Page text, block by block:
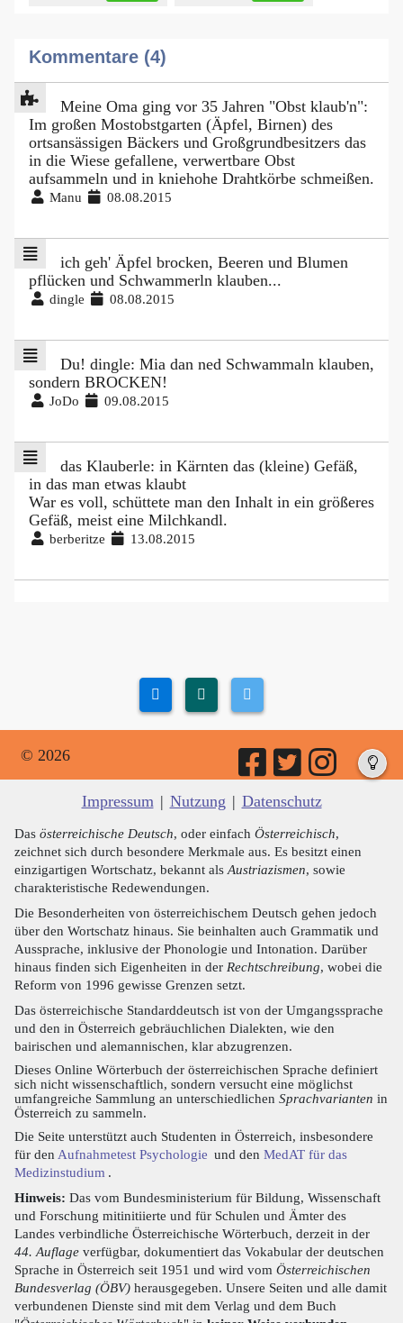
Kommentare (4)
Meine Oma ging vor 35 Jahren "Obst klaub'n":
Im großen Mostobstgarten (Äpfel, Birnen) des
ortsansässigen Bäckers und Großgrundbesitzers das
in die Wiese gefallene, verwertbare Obst
aufsammeln und in kniehohe Drahtkörbe schmeißen.
Manu 08.08.2015
ich geh' Äpfel brocken, Beeren und Blumen
pflücken und Schwammerln klauben...
dingle 08.08.2015
Du! dingle: Mia dan ned Schwammaln klauben,
sondern BROCKEN!
JoDo 09.08.2015
das Klauberle: in Kärnten das (kleine) Gefäß,
in das man etwas klaubt
War es voll, schüttete man den Inhalt in ein größeres
Gefäß, meist eine Milchkandl.
berberitze 13.08.2015
© 2026
Impressum | Nutzung | Datenschutz
Das österreichische Deutsch, oder einfach Österreichisch,
zeichnet sich durch besondere Merkmale aus. Es besitzt einen
einzigartigen Wortschatz, bekannt alsAustriazismen, sowie
charakteristische Redewendungen.
Die Besonderheiten von österreichischem Deutsch gehen jedoch
über den Wortschatz hinaus. Sie beinhalten auch Grammatik und
Aussprache, inklusive der Phonologie und Intonation. Darüber
hinaus finden sich Eigenheiten in der Rechtschreibung, wobei die
Reform von 1996 gewisse Grenzen setzt.
Das österreichische Standarddeutsch ist von der Umgangssprache
und den in Österreich gebräuchlichen Dialekten, wie den
bairischen und alemannischen, klar abzugrenzen.
Dieses Online Wörterbuch der österreichischen Sprache definiert
sich nicht wissenschaftlich, sondern versucht eine möglichst
umfangreiche Sammlung an unterschiedlichen Sprachvarianten in
Österreich zu sammeln.
Die Seite unterstützt auch Studenten in Österreich, insbesondere
für den Aufnahmetest Psychologie und den MedAT für das
Medizinstudium .
Hinweis: Das vom Bundesministerium für Bildung, Wissenschaft
und Forschung mitinitiierte und für Schulen und Ämter des
Landes verbindliche Österreichische Wörterbuch, derzeit in der
44. Auflage verfügbar, dokumentiert das Vokabular der deutschen
Sprache in Österreich seit 1951 und wird vom Österreichischen
Bundesverlag (ÖBV) herausgegeben. Unsere Seiten und alle damit
verbundenen Dienste sind mit dem Verlag und dem Buch